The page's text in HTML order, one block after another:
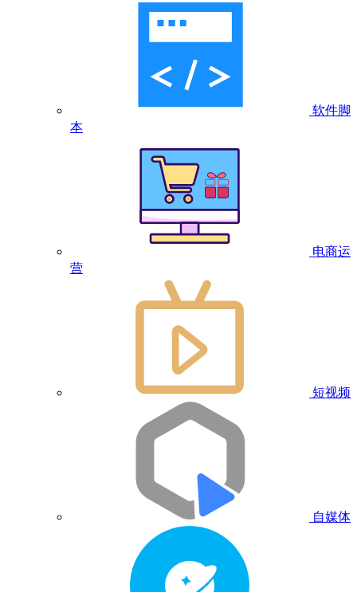
软件脚
本
电商运
营
短视频
自媒体